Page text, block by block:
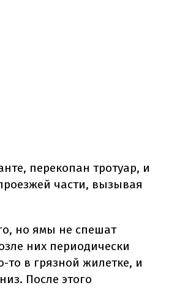
перекопан тротуар, и
части, вызывая
но ямы не спешат
них периодически
то в грязной жилетке, и
После этого